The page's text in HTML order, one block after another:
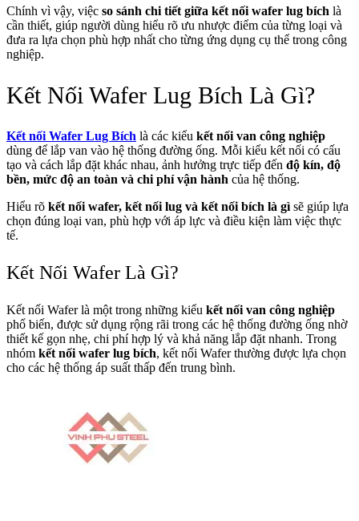
Chính vì vậy, việc so sánh chi tiết giữa kết nối wafer lug bích là
cần thiết, giúp người dùng hiểu rõ ưu nhược điểm của từng loại và
đưa ra lựa chọn phù hợp nhất cho từng ứng dụng cụ thể trong công
nghiệp.
Kết Nối Wafer Lug Bích Là Gì?
Kết nối Wafer Lug Bích là các kiểu kết nối van công nghiệp
dùng để lắp van vào hệ thống đường ống. Mỗi kiểu kết nối có cấu
tạo và cách lắp đặt khác nhau, ảnh hưởng trực tiếp đến độ kín, độ
bền, mức độ an toàn và chi phí vận hành của hệ thống.
Hiểu rõ kết nối wafer, kết nối lug và kết nối bích là gì sẽ giúp lựa
chọn đúng loại van, phù hợp với áp lực và điều kiện làm việc thực
tế.
Kết Nối Wafer Là Gì?
Kết nối Wafer là một trong những kiểu kết nối van công nghiệp
phổ biến, được sử dụng rộng rãi trong các hệ thống đường ống nhờ
thiết kế gọn nhẹ, chi phí hợp lý và khả năng lắp đặt nhanh. Trong
nhóm kết nối wafer lug bích, kết nối Wafer thường được lựa chọn
cho các hệ thống áp suất thấp đến trung bình.